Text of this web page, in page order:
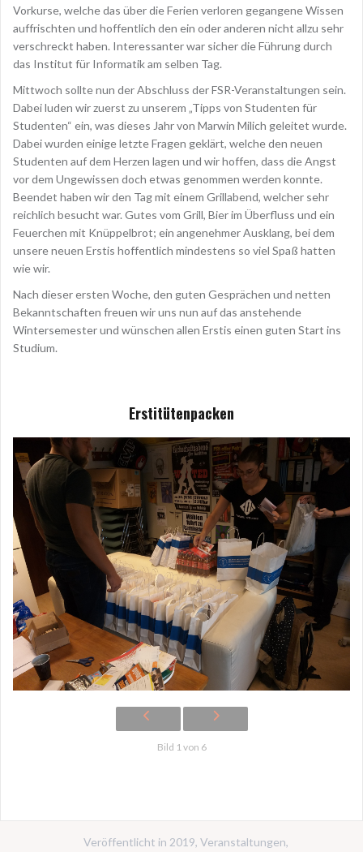
Vorkurse, welche das über die Ferien verloren gegangene Wissen
auffrischten und hoffentlich den ein oder anderen nicht allzu sehr
verschreckt haben. Interessanter war sicher die Führung durch
das Institut für Informatik am selben Tag.
Mittwoch sollte nun der Abschluss der FSR-Veranstaltungen sein.
Dabei luden wir zuerst zu unserem „Tipps von Studenten für
Studenten“ ein, was dieses Jahr von Marwin Milich geleitet wurde.
Dabei wurden einige letzte Fragen geklärt, welche den neuen
Studenten auf dem Herzen lagen und wir hoffen, dass die Angst
vor dem Ungewissen doch etwas genommen werden konnte.
Beendet haben wir den Tag mit einem Grillabend, welcher sehr
reichlich besucht war. Gutes vom Grill, Bier im Überfluss und ein
Feuerchen mit Knüppelbrot; ein angenehmer Ausklang, bei dem
unsere neuen Erstis hoffentlich mindestens so viel Spaß hatten
wie wir.
Nach dieser ersten Woche, den guten Gesprächen und netten
Bekanntschaften freuen wir uns nun auf das anstehende
Wintersemester und wünschen allen Erstis einen guten Start ins
Studium.
Erstitütenpacken
Bild 1 von 6
Veröffentlicht in 2019, Veranstaltungen,